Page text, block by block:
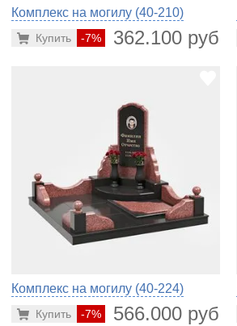
Комплекс на могилу (40-210)
-7% 362.100 руб.
Купить
Комплекс на могилу (40-224)
-7% 566.000 руб.
Купить